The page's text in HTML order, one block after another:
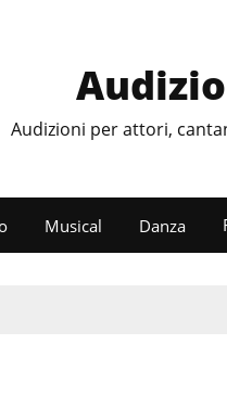
Audizioni per attori,
Musical Danza